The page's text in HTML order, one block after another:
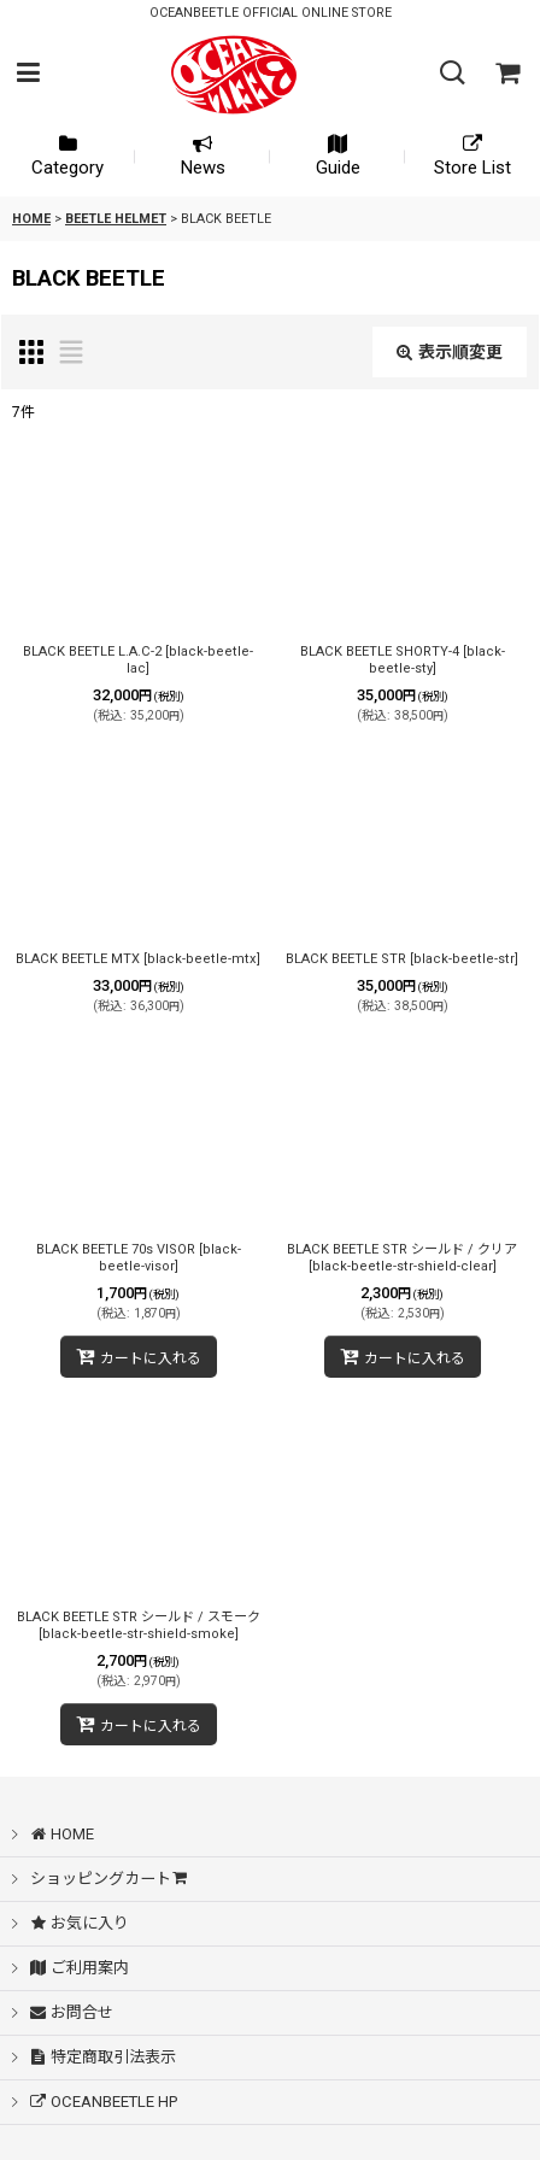
OCEANBEETLE OFFICIAL ONLINE STORE
Category News Guide Store List
HOME > BEETLE HELMET > BLACK BEETLE
BLACK BEETLE
表示順変更
7件
BLACK BEETLE L.A.C-2 [black-beetle-
lac]
32,000円 (税別)
(税込: 35,200円)
BLACK BEETLE SHORTY-4 [black-
beetle-sty]
35,000円 (税別)
(税込: 38,500円)
BLACK BEETLE MTX [black-beetle-mtx]
33,000円 (税別)
(税込: 36,300円)
BLACK BEETLE STR [black-beetle-str]
35,000円 (税別)
(税込: 38,500円)
BLACK BEETLE 70s VISOR [black-
beetle-visor]
1,700円 (税別)
(税込: 1,870円)
カートに入れる
BLACK BEETLE STR シールド / クリア
[black-beetle-str-shield-clear]
2,300円 (税別)
(税込: 2,530円)
カートに入れる
BLACK BEETLE STR シールド / スモーク
[black-beetle-str-shield-smoke]
2,700円 (税別)
(税込: 2,970円)
カートに入れる
HOME
ショッピングカート
お気に入り
ご利用案内
お問合せ
特定商取引法表示
OCEANBEETLE HP